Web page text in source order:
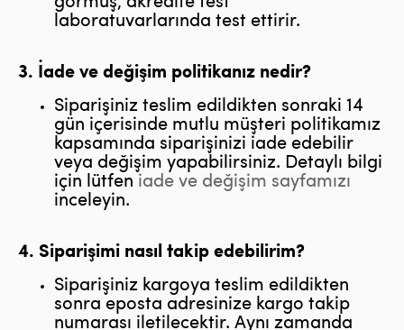
laboratuvarlarında test ettirir.
3. İade ve değişim politikanız nedir?
Siparişiniz teslim edildikten sonraki 14
gün içerisinde mutlu müşteri politikamız
kapsamında siparişinizi iade edebilir
veya değişim yapabilirsiniz. Detaylı bilgi
için lütfen iade ve değişim sayfamızı
inceleyin.
4. Siparişimi nasıl takip edebilirim?
Siparişiniz kargoya teslim edildikten
sonra eposta adresinize kargo takip
numarası iletilecektir. Aynı zamanda